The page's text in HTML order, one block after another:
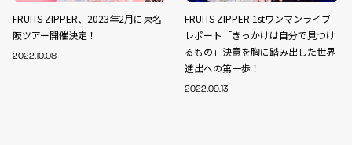
FRUITS ZIPPER、2023年2月に東名
阪ツアー開催決定！
2022.10.08
FRUITS ZIPPER 1stワンマンライブ
レポート「きっかけは自分で見つけ
るもの」決意を胸に踏み出した世界
進出への第一歩！
2022.09.13